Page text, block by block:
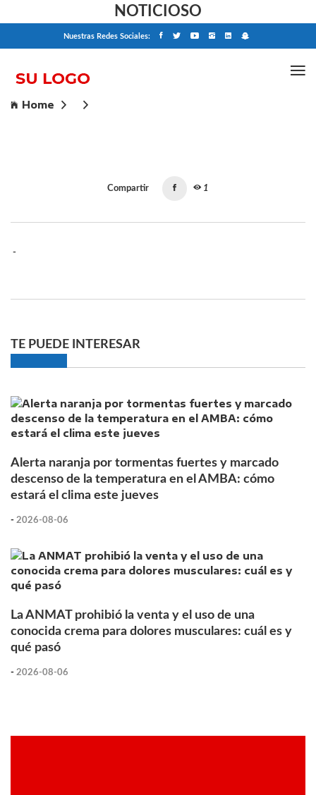
NOTICIOSO
Nuestras Redes Sociales:
Home
Compartir 1
-
TE PUEDE INTERESAR
Alerta naranja por tormentas fuertes y marcado
descenso de la temperatura en el AMBA: cómo
estará el clima este jueves
- 2026-08-06
La ANMAT prohibió la venta y el uso de una
conocida crema para dolores musculares: cuál es y
qué pasó
- 2026-08-06